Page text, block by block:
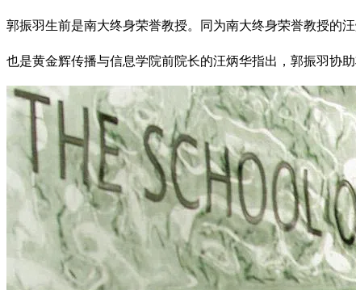
郭振羽生前是南大终身荣誉教授。同为南大终身荣誉教授的
也是黄金辉传播与信息学院前院长的汪炳华指出，郭振羽协